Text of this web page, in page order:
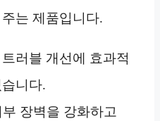
는 제품입니다.
러블 개선에 효과적
니다.
장벽을 강화하고